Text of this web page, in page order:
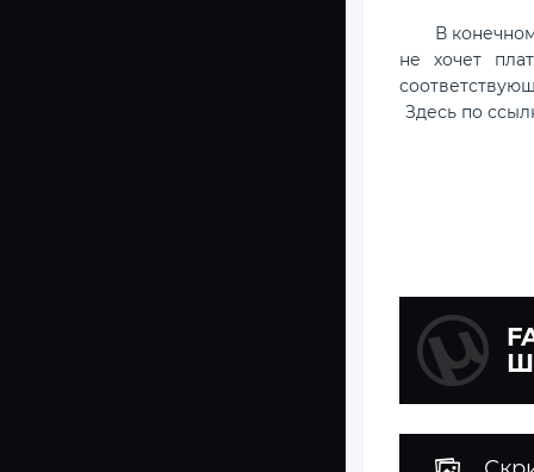
В конечном
не хочет
Здесь по